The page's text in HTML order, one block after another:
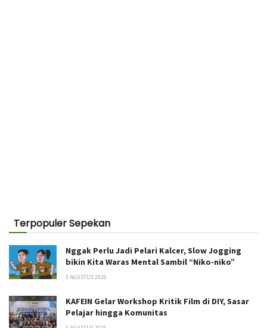
Terpopuler Sepekan
Nggak Perlu Jadi Pelari Kalcer, Slow Jogging
bikin Kita Waras Mental Sambil “Niko-niko”
3 AGUSTUS 2026
KAFEIN Gelar Workshop Kritik Film di DIY, Sasar
Pelajar hingga Komunitas